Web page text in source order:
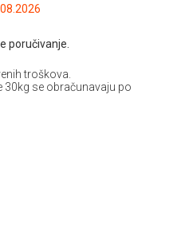
poručivanje.
troškova.
30kg se obračunavaju po